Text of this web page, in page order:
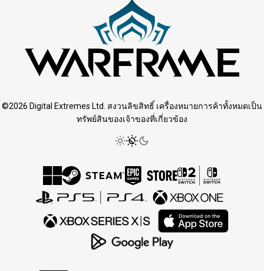
©2026 Digital Extremes Ltd. สงวนลิขสิทธิ์ เครื่องหมายการค้าทั้งหมดเป็น
ทรัพย์สินของเจ้าของที่เกี่ยวข้อง